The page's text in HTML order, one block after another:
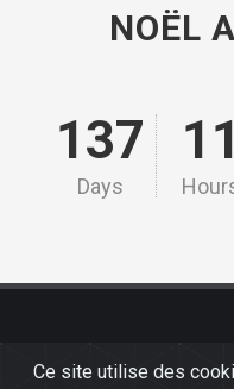
NOËL
137
Days
11
Ce site utilise des